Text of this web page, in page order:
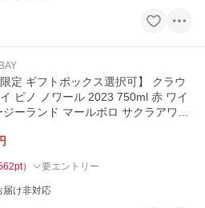
限定 ギフトボックス選択可】 クラウ
ピノ ノワール 2023 750ml 赤 ワイ
ジーランド マールボロ サクラアワー
pt） 要エントリー
届け非対応